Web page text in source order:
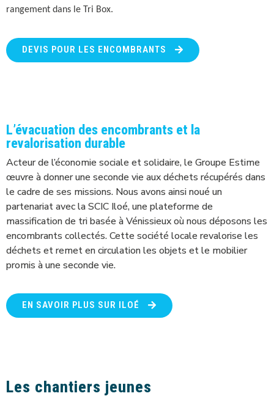
rangement dans le Tri Box.
DEVIS POUR LES ENCOMBRANTS
L’évacuation des encombrants et la
revalorisation durable
Acteur de l’économie sociale et solidaire, le Groupe Estime
œuvre à donner une seconde vie aux déchets récupérés dans
le cadre de ses missions. Nous avons ainsi noué un
partenariat avec la SCIC Iloé, une plateforme de
massification de tri basée à Vénissieux où nous déposons les
encombrants collectés. Cette société locale revalorise les
déchets et remet en circulation les objets et le mobilier
promis à une seconde vie.
EN SAVOIR PLUS SUR ILOÉ
Les chantiers jeunes